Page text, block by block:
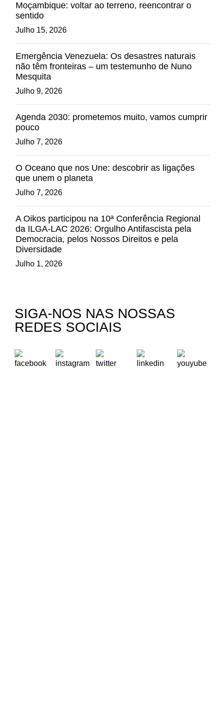
Moçambique: voltar ao terreno, reencontrar o
sentido
Julho 15, 2026
Emergência Venezuela: Os desastres naturais
não têm fronteiras – um testemunho de Nuno
Mesquita
Julho 9, 2026
Agenda 2030: prometemos muito, vamos cumprir
pouco
Julho 7, 2026
O Oceano que nos Une: descobrir as ligações
que unem o planeta
Julho 7, 2026
A Oikos participou na 10ª Conferência Regional
da ILGA-LAC 2026: Orgulho Antifascista pela
Democracia, pelos Nossos Direitos e pela
Diversidade
Julho 1, 2026
SIGA-NOS NAS NOSSAS
REDES SOCIAIS